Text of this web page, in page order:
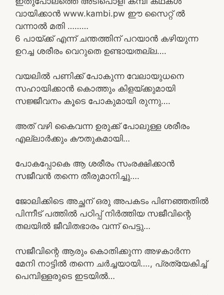
വായിക്കാൻ www.kambi.pw ഈ സൈറ്റ് ൽ
വന്നാൽ മതി ………
6 പായ്ക്ക് എന്ന് ചന്തത്തിന് പറയാൻ കഴിയുന്ന
ഉറച്ച ശരീരം വെറുതെ ഉണ്ടായതല്ല….
വയലിൽ പണിക്ക് പോകുന്ന വേലായുധനെ
സഹായിക്കാൻ കൊത്തും കിളയ്ക്കുമായി
സജ്ജീവനം കൂടെ പോകുമായി രുന്നു….
അത് വഴി കൈവന്ന ഉരുക്ക് പോലുള്ള ശരീരം
എല്ലാർക്കും കൗതുകമായി…
പോകപ്പോകെ ആ ശരീരം സംരക്ഷിക്കാൻ
സജീവൻ തന്നെ തീരുമാനിച്ചു….
ജോലിക്കിടെ അച്ഛന് ഒരു അപകടം പിണഞ്ഞതിൽ
പിന്നീട് പത്തിൽ പഠിപ്പ് നിർത്തിയ സജീവിന്റെ
തലയിൽ ജീവിതഭാരം വന്ന് പെട്ടു…
സജീവിന്റെ ആരും കൊതിക്കുന്ന അഴകാർന്ന
മേനി നാട്ടിൽ തന്നെ ചർച്ചയായി…., പ്രത്യേകിച്ച്
പെമ്പിള്ളരുടെ ഇടയിൽ…